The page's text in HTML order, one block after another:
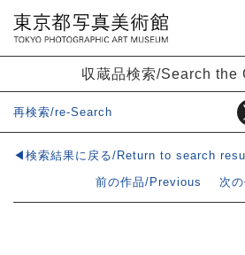
収蔵品検索/Search the
再検索/re-Search
◀検索結果に戻る/Return to search
前の作品/Previous
次